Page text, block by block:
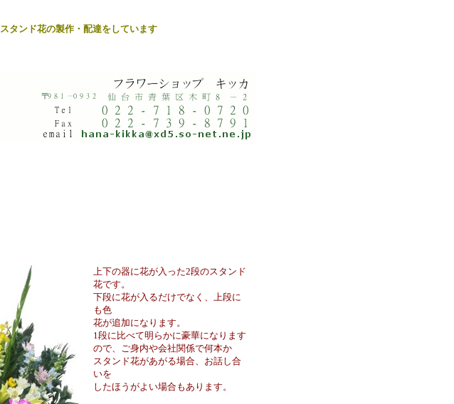
スタンド花の製作・配達をしています
上下の器に花が入った2段のスタンド
花です。
下段に花が入るだけでなく、上段に
も色
花が追加になります。
1段に比べて明らかに豪華になります
ので、ご身内や会社関係で何本か
スタンド花があがる場合、お話し合
いを
したほうがよい場合もあります。